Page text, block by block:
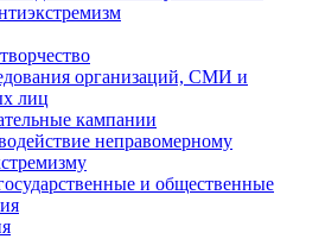
организаций, СМИ и
лиц
кампании
неправомерному
и общественные